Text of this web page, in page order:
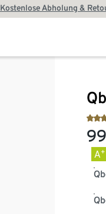
Kostenlose Abholung &
A+